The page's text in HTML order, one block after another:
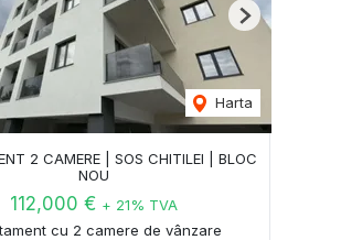
Harta
Next
2 CAMERE | SOS CHITILEI | BLOC
NOU
112,000 € + 21% TVA
cu 2 camere de vânzare